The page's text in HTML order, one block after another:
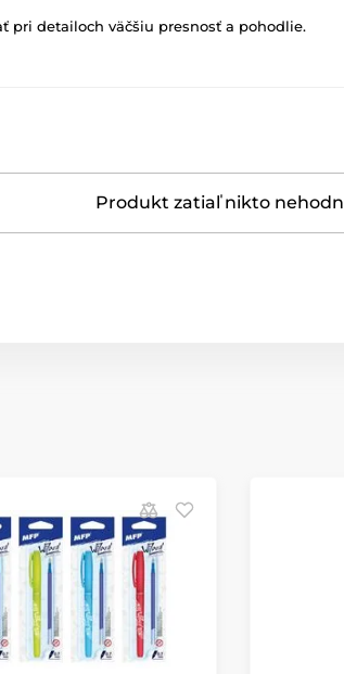
pri detailoch väčšiu presnosť a pohodlie.
Produkt zatiaľ nikto